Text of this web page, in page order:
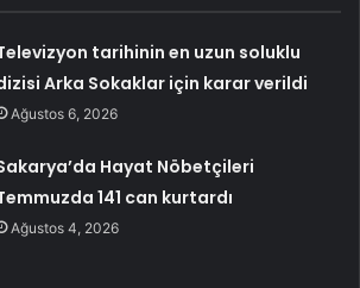
tarihinin en uzun soluklu
Arka Sokaklar için karar verildi
Ağustos 6, 2026
Hayat Nöbetçileri
141 can kurtardı
Ağustos 4, 2026